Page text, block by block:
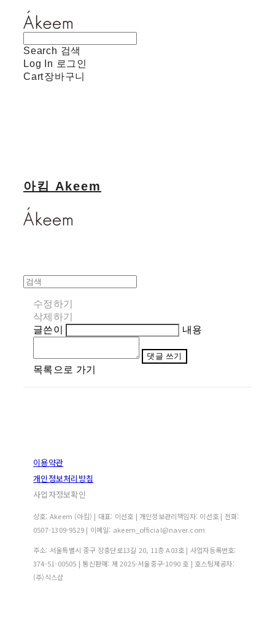
Search 검색
Log In 로그인
Cart장바구니
아킴 Akeem
수정하기
삭제하기
글쓴이
내용
댓글 쓰기
목록으로 가기
이용약관
개인정보처리방침
사업자정보확인
상호: Akeem (아킴) | 대표: 이선호 | 개인정보관리책임자: 이선호 | 전화:
0507-1309-9529 | 이메일: akeem_official@naver.com
주소: 서울특별시 중구 장충단로13길 20, 11층 A03호 | 사업자등록번호:
374-51-00505 | 통신판매: 제 2025-서울중구-1090 호 | 호스팅제공자:
(주)식스샵